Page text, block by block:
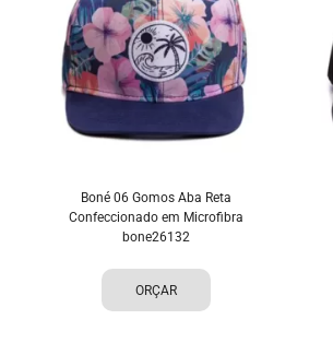
Boné 06 Gomos Aba Reta
Confeccionado em Microfibra
bone26132
ORÇAR